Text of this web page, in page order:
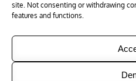
site. Not consenting or withdrawing
features and functions.
RÉUSSIR SON ENTRÉE